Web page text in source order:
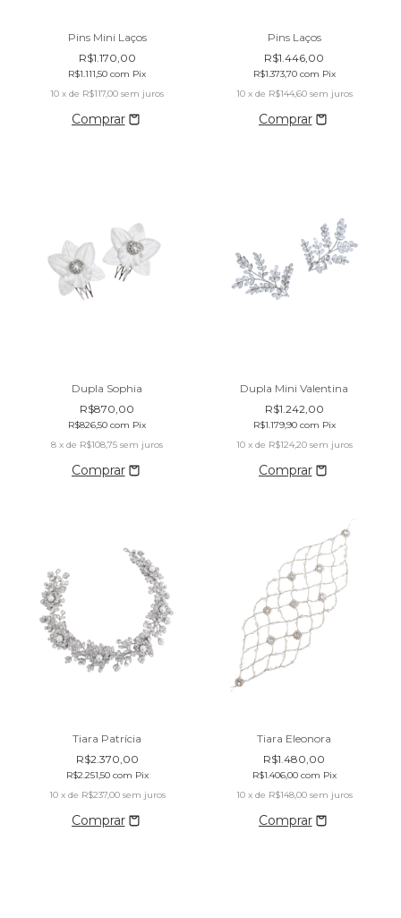
Pins Mini Laços
R$1.170,00
R$1.111,50 com Pix
10 x de R$117,00 sem juros
Pins Laços
R$1.446,00
R$1.373,70 com Pix
10 x de R$144,60 sem juros
Dupla Sophia
R$870,00
R$826,50 com Pix
8 x de R$108,75 sem juros
Dupla Mini Valentina
R$1.242,00
R$1.179,90 com Pix
10 x de R$124,20 sem juros
Tiara Patrícia
R$2.370,00
R$2.251,50 com Pix
10 x de R$237,00 sem juros
Tiara Eleonora
R$1.480,00
R$1.406,00 com Pix
10 x de R$148,00 sem juros